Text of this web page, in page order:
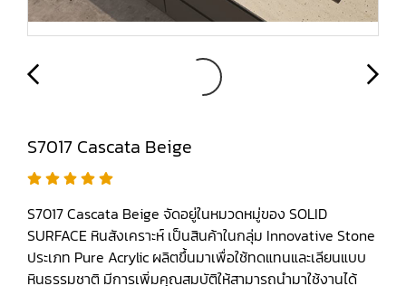
S7017 Cascata Beige
S7017 Cascata Beige จัดอยู่ในหมวดหมู่ของ SOLID
SURFACE หินสังเคราะห์ เป็นสินค้าในกลุ่ม Innovative Stone
ประเภท Pure Acrylic ผลิตขึ้นมาเพื่อใช้ทดแทนและเลียนแบบ
หินธรรมชาติ มีการเพิ่มคุณสมบัติให้สามารถนำมาใช้งานได้